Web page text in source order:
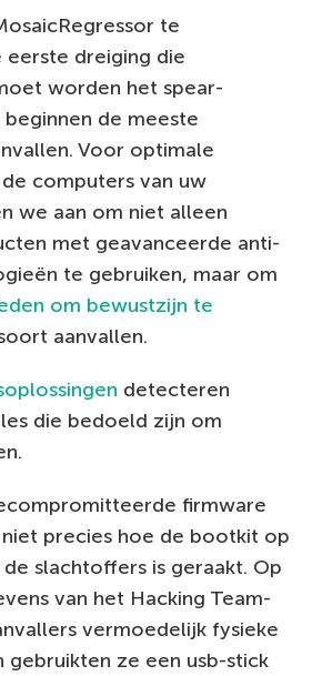
te
eerste dreiging die
worden het spear-
de meeste
Voor optimale
computers van uw
we aan om niet alleen
met geavanceerde anti-
te gebruiken, maar om
om bewustzijn te
aanvallen.
detecteren
die bedoeld zijn om
firmware
precies hoe de bootkit op
slachtoffers is geraakt. Op
van het Hacking Team-
vermoedelijk fysieke
gebruikten ze een usb-stick